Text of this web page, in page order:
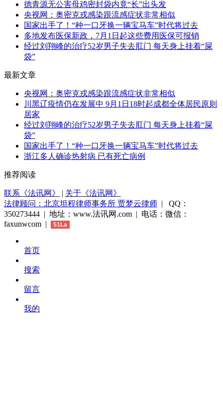
德青源无公害母鸡密封袋内竟“长”出头发
央视网：奥密克戎感染跟流感症状非常相似
国家出手了！“种一口牙换一辆宝马车”时代将过去
多地发布医保新政，7月1日起这些费用医保可报销
经过刘翔峰的治疗52岁男子失去肛门 每天身上挂着“屎
袋”
最新文章
央视网：奥密克戎感染跟流感症状非常相似
川黑辽疫情仍在发展中 9月1日18时起成都全体居民原则
居家
经过刘翔峰的治疗52岁男子失去肛门 每天身上挂着“屎
袋”
国家出手了！“种一口牙换一辆宝马车”时代将过去
浙江多人确诊热射病 已有死亡病例
推荐阅读
联系《法讯网》 | 关于《法讯网》
法律顾问：北京坦程律师事务所 贾梦云律师 | QQ：
350273444 | 地址：www.法讯网.com | 电话：微信：
faxunwcom |
51La
首页
搜索
留言
我的